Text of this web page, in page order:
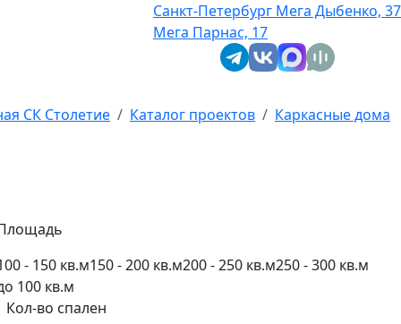
Санкт-Петербург Мега Дыбенко, 37
Мега Парнас, 17
СК Столетие Каталог проектов Каркасные дома
- 150 кв.м150 - 200 кв.м200 - 250 кв.м250 - 300 кв.м
100 кв.м
Кол-во спален